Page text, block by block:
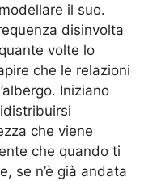
il suo.
disinvolta
volte lo
che le relazioni
Iniziano
che viene
che quando ti
se n’è già andata